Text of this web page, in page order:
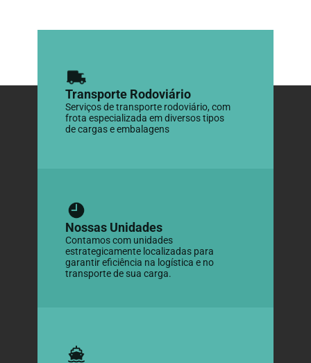
Transporte Rodoviário
Serviços de transporte rodoviário, com
frota especializada em diversos tipos
de cargas e embalagens
Nossas Unidades
Contamos com unidades
estrategicamente localizadas para
garantir eficiência na logística e no
transporte de sua carga.